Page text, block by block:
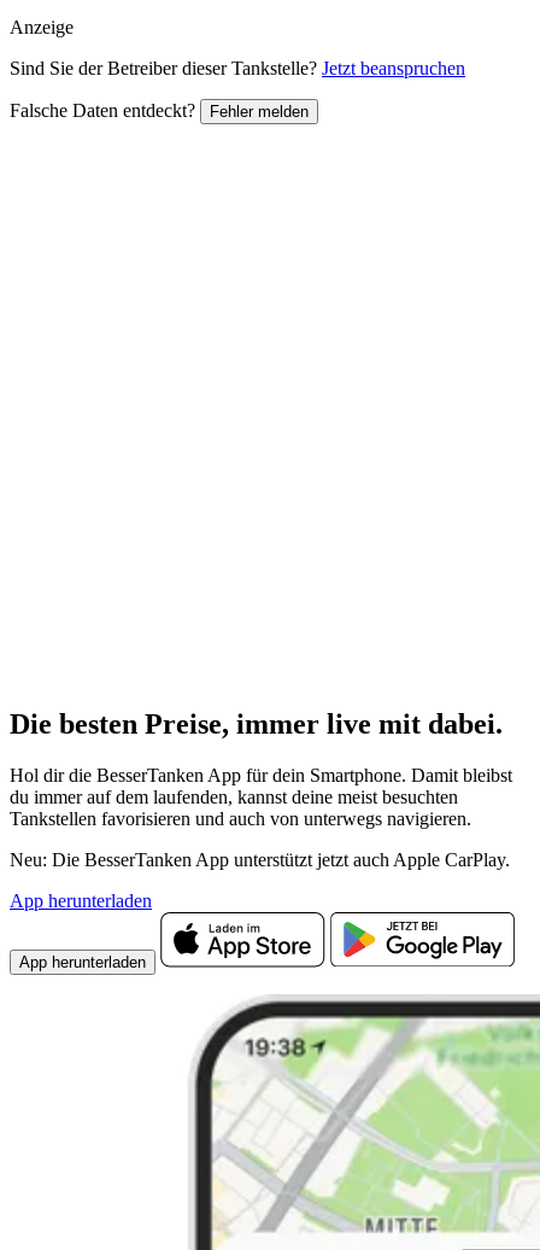
Anzeige
Sind Sie der Betreiber dieser Tankstelle? Jetzt beanspruchen
Falsche Daten entdeckt? Fehler melden
Die besten Preise, immer live mit dabei.
Hol dir die BesserTanken App für dein Smartphone. Damit bleibst
du immer auf dem laufenden, kannst deine meist besuchten
Tankstellen favorisieren und auch von unterwegs navigieren.
Neu: Die BesserTanken App unterstützt jetzt auch Apple CarPlay.
App herunterladen
App herunterladen